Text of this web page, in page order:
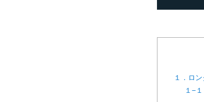
１．ロ
１−